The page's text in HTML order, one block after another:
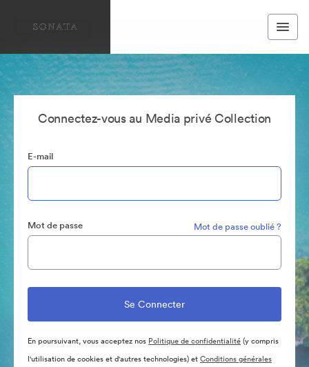
Connectez-vous au Media privé Collection
E-mail
Mot de passe Mot de passe oublié ?
En poursuivant, vous acceptez nos Politique de confidentialité(y compris
l'utilisation de cookies et d'autres technologies) etConditions générales